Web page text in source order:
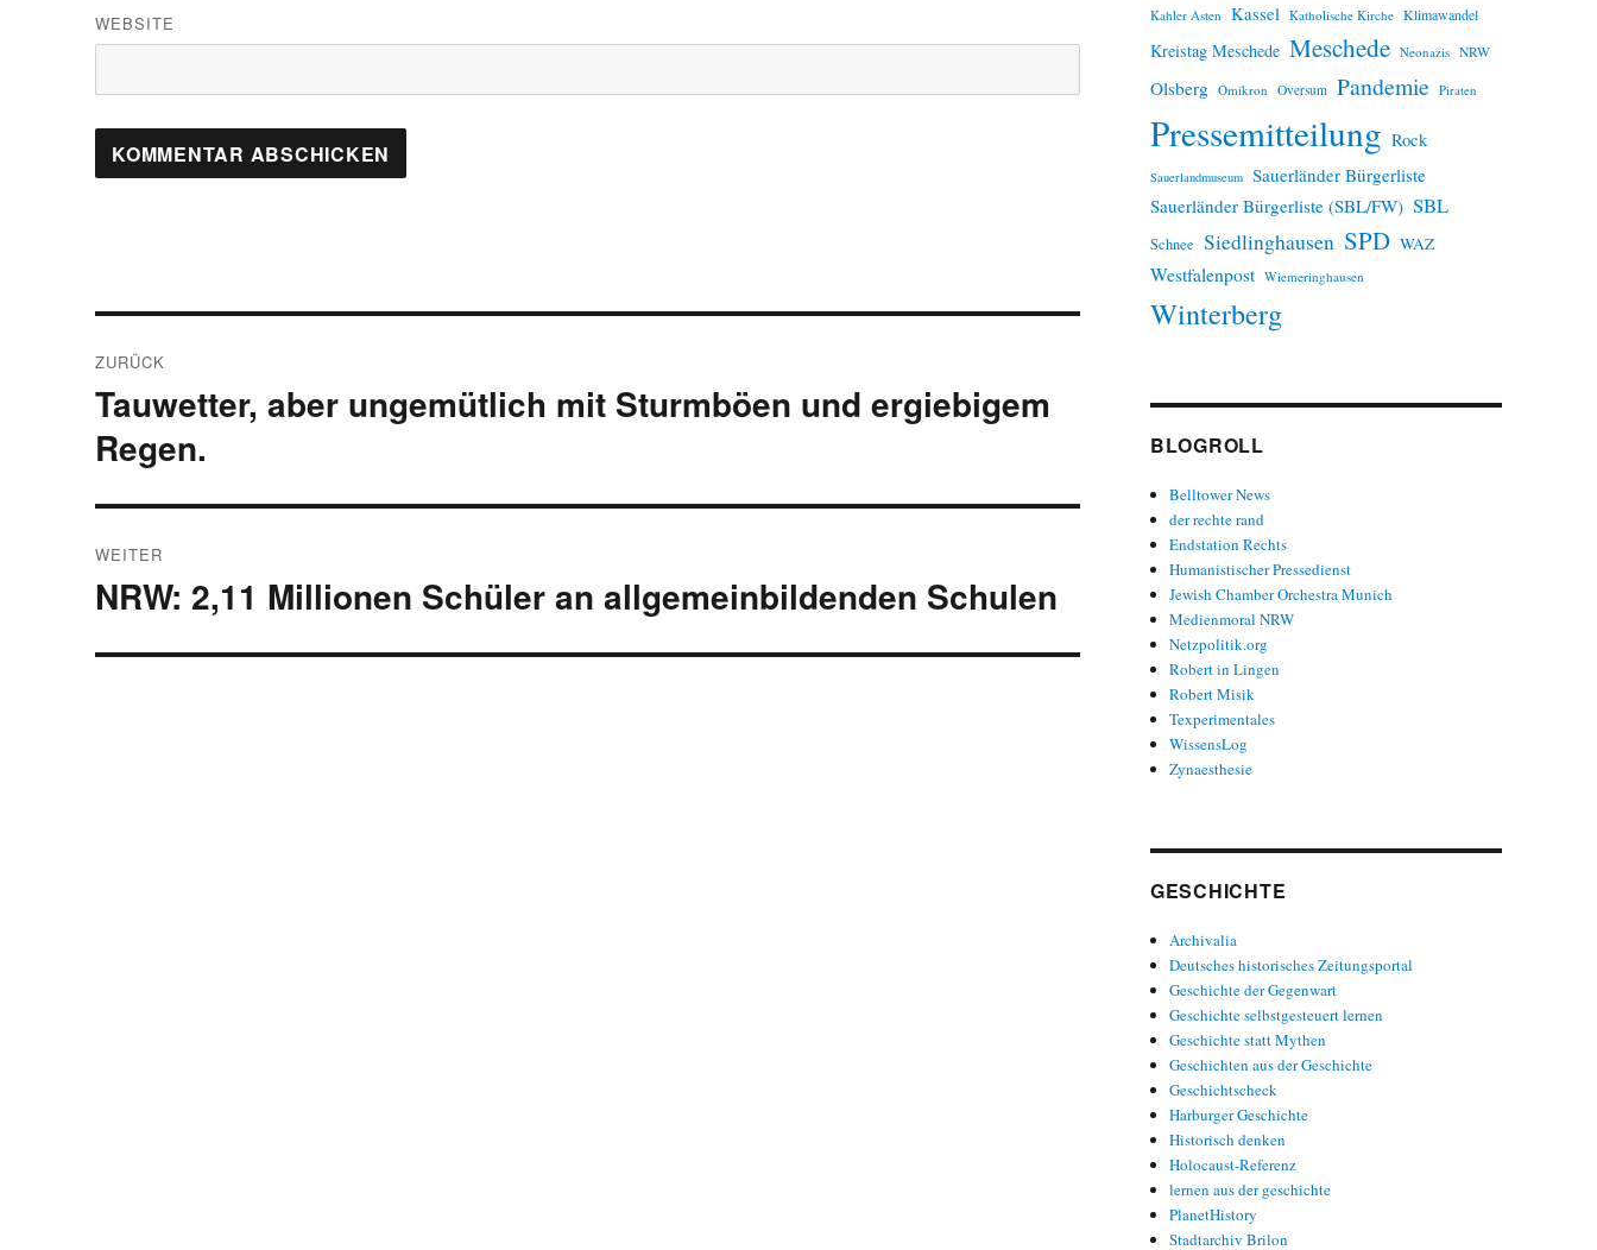
WEBSITE
ZURÜCK
Vorheriger
Beitrag:
Tauwetter, aber ungemütlich mit Sturmböen und ergiebigem
Regen.
WEITER
Nächster
NRW: 2,11 Millionen Schüler an allgemeinbildenden Schulen
Kahler Asten Kassel Katholische Kirche Klimawandel
Kreistag Meschede Meschede Neonazis NRW
Olsberg Omikron Oversum Pandemie Piraten
Pressemitteilung Rock
Sauerlandmuseum Sauerländer Bürgerliste
Sauerländer Bürgerliste (SBL/FW) SBL
Schnee Siedlinghausen SPD WAZ
Westfalenpost Wiemeringhausen
Winterberg
BLOGROLL
Belltower News
der rechte rand
Endstation Rechts
Humanistischer Pressedienst
Jewish Chamber Orchestra Munich
Medienmoral NRW
Netzpolitik.org
Robert in Lingen
Robert Misik
Texperimentales
WissensLog
Zynaesthesie
GESCHICHTE
Archivalia
Deutsches historisches Zeitungsportal
Geschichte der Gegenwart
Geschichte selbstgesteuert lernen
Geschichte statt Mythen
Geschichten aus der Geschichte
Geschichtscheck
Harburger Geschichte
Historisch denken
Holocaust-Referenz
lernen aus der geschichte
PlanetHistory
Stadtarchiv Brilon